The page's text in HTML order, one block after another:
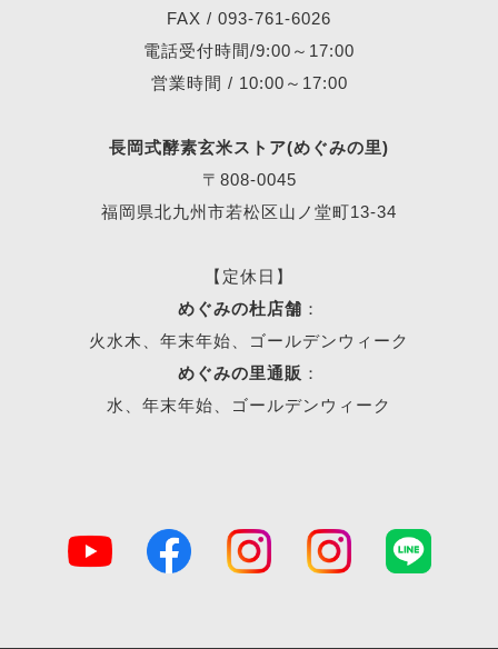
FAX / 093-761-6026
電話受付時間/9:00～17:00
営業時間 / 10:00～17:00
長岡式酵素玄米ストア(めぐみの里)
〒808-0045
福岡県北九州市若松区山ノ堂町13-34
【定休日】
めぐみの杜店舗 ：
火水木、年末年始、ゴールデンウィーク
めぐみの里通販 ：
水、年末年始、ゴールデンウィーク